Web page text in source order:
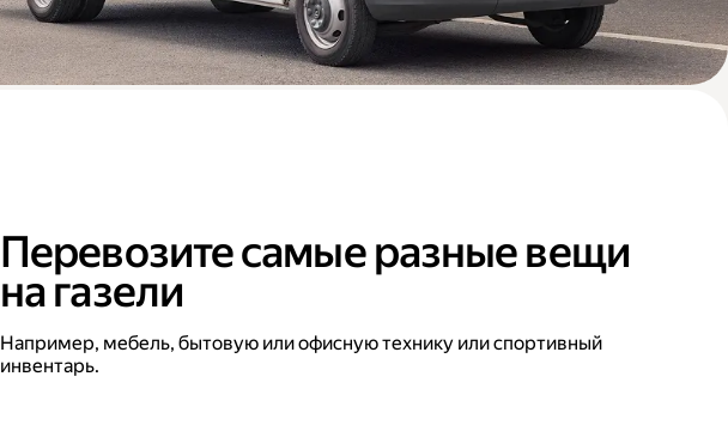
Перевозите самые разные вещи
на газели
Например, мебель, бытовую или офисную технику или спортивный
инвентарь.